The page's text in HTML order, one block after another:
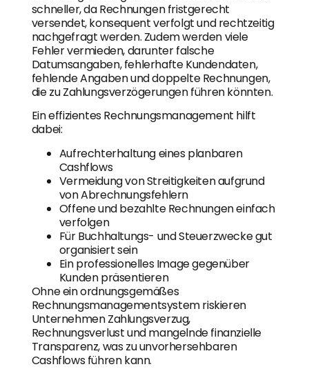
schneller, da Rechnungen fristgerecht
versendet, konsequent verfolgt und rechtzeitig
nachgefragt werden. Zudem werden viele
Fehler vermieden, darunter falsche
Datumsangaben, fehlerhafte Kundendaten,
fehlende Angaben und doppelte Rechnungen,
die zu Zahlungsverzögerungen führen könnten.
Ein effizientes Rechnungsmanagement hilft
dabei:
Aufrechterhaltung eines planbaren
Cashflows
Vermeidung von Streitigkeiten aufgrund
von Abrechnungsfehlern
Offene und bezahlte Rechnungen einfach
verfolgen
Für Buchhaltungs- und Steuerzwecke gut
organisiert sein
Ein professionelles Image gegenüber
Kunden präsentieren
Ohne ein ordnungsgemäßes
Rechnungsmanagementsystem riskieren
Unternehmen Zahlungsverzug,
Rechnungsverlust und mangelnde finanzielle
Transparenz, was zu unvorhersehbaren
Cashflows führen kann.